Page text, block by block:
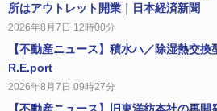
所はアウトレット開業｜日本経済新聞
2026年8月7日 12時00分
【不動産ニュース】積水ハ／除湿熱交換
R.E.port
2026年8月7日 09時27分
【不動産ニュース】旧東洋紡本社の再